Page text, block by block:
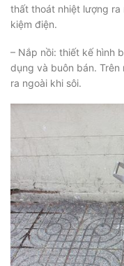
thất thoát nhiệt lượng ra
kiệm điện.
– Nắp nồi: thiết kế hình
dụng và buôn bán.
ra ngoài khi sôi.